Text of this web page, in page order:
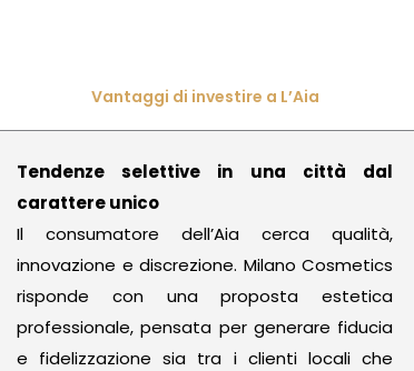
Vantaggi di investire a L’Aia
Tendenze selettive in una città dal
carattere unico
Il consumatore dell’Aia cerca qualità,
innovazione e discrezione. Milano Cosmetics
risponde con una proposta estetica
professionale, pensata per generare fiducia
e fidelizzazione sia tra i clienti locali che